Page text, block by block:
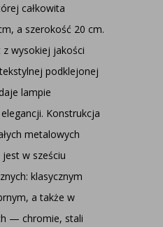
całkowita
a szerokość 20 cm.
wysokiej jakości
podklejonej
lampie
Konstrukcja
metalowych
w sześciu
klasycznym
a także w
— chromie, stali